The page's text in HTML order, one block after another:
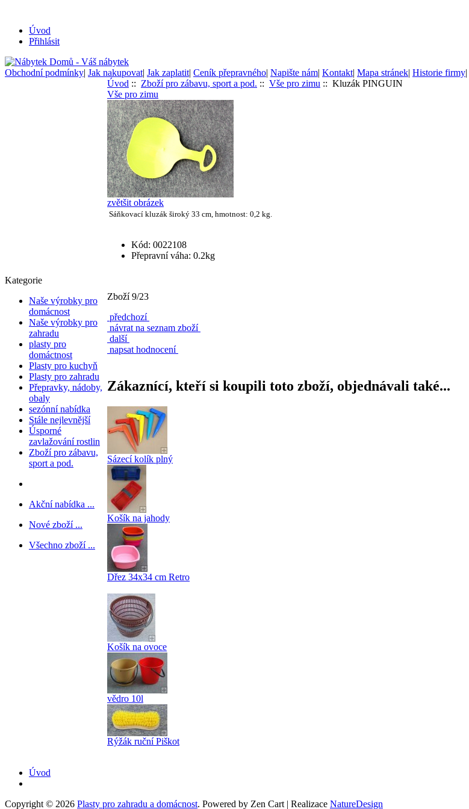
Úvod
Přihlásit
Obchodní podmínky| Jak nakupovat| Jak zaplatit| Ceník přepravného| Napište nám| Kontakt| Mapa stránek| Historie firmy|
Kategorie
Naše výrobky pro
domácnost
Naše výrobky pro
zahradu
plasty pro
domáctnost
Plasty pro kuchyň
Plasty pro zahradu
Přepravky, nádoby,
obaly
sezónní nabídka
Stále nejlevnější
Úsporné
zavlažování rostlin
Zboží pro zábavu,
sport a pod.
Akční nabídka ...
Nové zboží ...
Všechno zboží ...
Úvod :: Zboží pro zábavu, sport a pod. :: Vše pro zimu :: Kluzák PINGUIN
Vše pro zimu
zvětšit obrázek
Sáňkovací kluzák široký 33 cm, hmotnost: 0,2 kg.
Kód: 0022108
Přepravní váha: 0.2kg
Zboží 9/23
předchozí
návrat na seznam zboží
další
napsat hodnocení
Zákaznící, kteří si koupili toto zboží, objednávali také...
Sázecí kolík plný
Košík na jahody
Dřez 34x34 cm Retro
Košík na ovoce
vědro 10l
Rýžák ruční Piškot
Úvod
Copyright © 2026 Plasty pro zahradu a domácnost. Powered by Zen Cart | Realizace NatureDesign